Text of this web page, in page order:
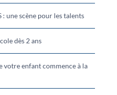
: une scène pour les talents
dès 2 ans
votre enfant commence à la